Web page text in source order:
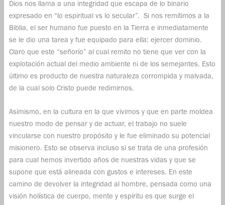
Dios nos llama a una integridad que escapa de lo binario
expresado en “lo espiritual vs lo secular”. Si nos remitimos a la
Biblia, el ser humano fue puesto en la Tierra e inmediatamente
se le dio una tarea y fue equipado para ella: ejercer dominio.
Claro que este “señorío” al cual remito no tiene que ver con la
explotación actual del medio ambiente ni de los semejantes. Esto
último es producto de nuestra naturaleza corrompida y malvada,
de la cual solo Cristo puede redimirnos.
Asimismo, en la cultura en la que vivimos y que en parte moldea
nuestro modo de pensar y de actuar, el trabajo no suele
vincularse con nuestro propósito y le fue eliminado su potencial
misionero. Esto se observa incluso si se trata de una profesión
para cual hemos invertido años de nuestras vidas y que se
supone que está alineada con gustos e intereses. En este
camino de devolver la integridad al hombre, pensada como una
visión holística de cuerpo, mente y espíritu es que surge el